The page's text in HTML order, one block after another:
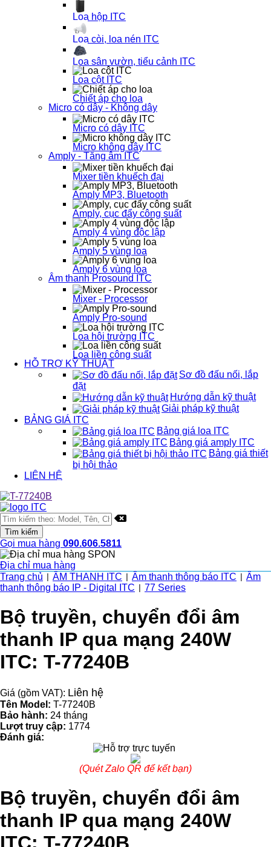
Loa hộp ITC
Loa còi, loa nén ITC
Loa sân vườn, tiểu cảnh ITC
Loa cột ITC
Chiết áp cho loa
Micro có dây - Không dây
Micro có dây ITC
Micro không dây ITC
Amply - Tăng âm ITC
Mixer tiền khuếch đại
Amply MP3, Bluetooth
Amply, cục đẩy công suất
Amply 4 vùng độc lập
Amply 5 vùng loa
Amply 6 vùng loa
Âm thanh Prosound ITC
Mixer - Processor
Amply Pro-sound
Loa hội trường ITC
Loa liền công suất
HỖ TRỢ KỸ THUẬT
Sơ đồ đấu nối, lắp
đặt
Hướng dẫn kỹ thuật
Giải pháp kỹ thuật
BẢNG GIÁ ITC
Bảng giá loa ITC
Bảng giá amply ITC
Bảng giá thiết
bị hội thảo
LIÊN HỆ
Gọi mua hàng 090.606.5811
Địa chỉ mua hàng
Trang chủ
ÂM THANH ITC Âm thanh thông báo ITC
Âm
thanh thông báo IP - Digital ITC
77 Series
Bộ truyền, chuyển đổi âm
thanh IP qua mạng 240W
ITC: T-77240B
Giá (gồm VAT): Liên hệ
Tên Model: T-77240B
Bảo hành: 24 tháng
Lượt truy cập: 1774
Đánh giá:
(Quét Zalo QR để kết bạn)
Bộ truyền, chuyển đổi âm
thanh IP qua mạng 240W